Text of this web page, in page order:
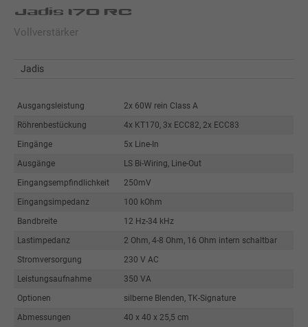
Jadis I70 RC
Vollverstärker
Jadis
Ausgangsleistung
2x 60W rein Class A
Röhrenbestückung
4x KT170, 3x ECC82, 2x ECC83
Eingänge
5x Line-In
Ausgänge
LS Bi-Wiring, Line-Out
Eingangsempfindlichkeit
250mV
Eingangsimpedanz
100 kOhm
Bandbreite
12 Hz-34 kHz
Lastimpedanz
2 Ohm, 4-8 Ohm, 16 Ohm intern schaltbar
Stromversorgung
230 V AC
Leistungsaufnahme
350 VA
Optionen
silberne Blenden, TK-Signature
Abmessungen
40 x 40 x 25,5 cm